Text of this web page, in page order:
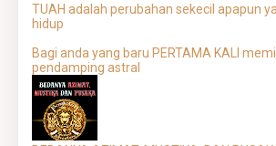
TUAH adalah perubahan sekecil apapun
hidup
Bagi anda yang baru PERTAMA KALI
pendamping astral